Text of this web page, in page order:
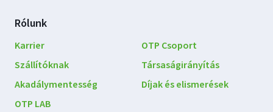
Rólunk
Karrier
Szállítóknak
Akadálymentesség
OTP LAB
OTP Csoport
Társaságirányítás
Díjak és elismerések